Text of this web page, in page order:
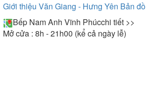
Giới thiệu Văn Giang - Hưng Yên Bản đồ
Bếp Nam Anh Vĩnh Phúcchi tiết >>
Mở cửa : 8h - 21h00 (kể cả ngày lễ)